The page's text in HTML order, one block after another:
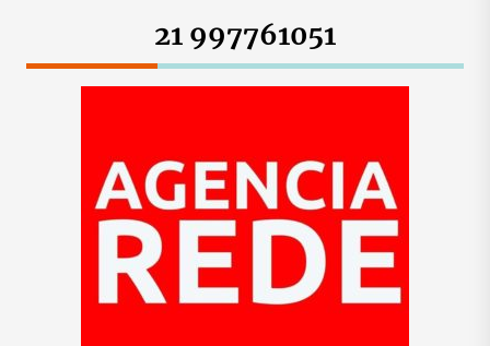
21 997761051